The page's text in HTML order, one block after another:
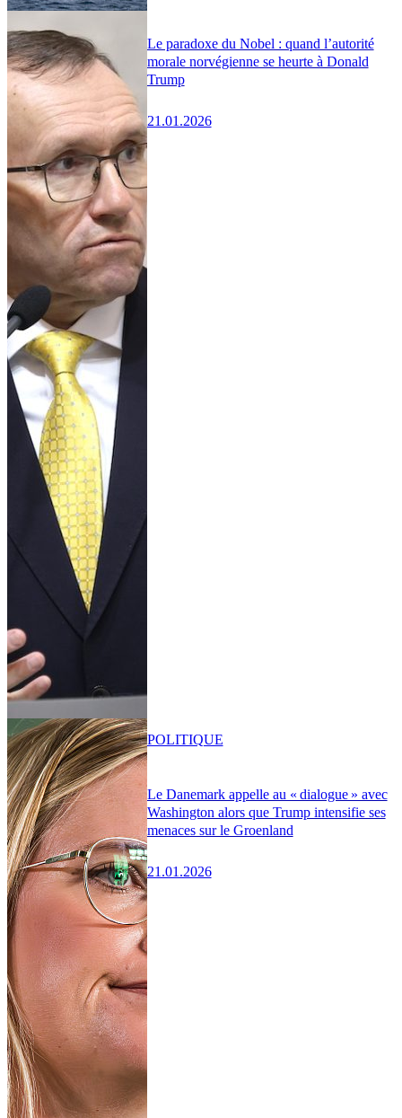
Le paradoxe du Nobel : quand l’autorité
morale norvégienne se heurte à Donald
Trump
21.01.2026
Le Danemark appelle au « dialogue » avec
Washington alors que Trump intensifie ses
menaces sur le Groenland
21.01.2026
POLITIQUE